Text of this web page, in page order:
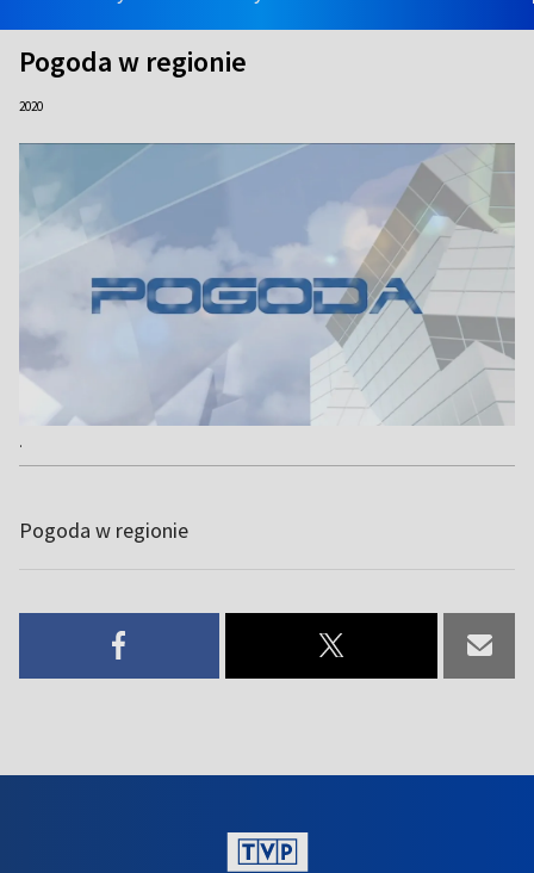
Pogoda w regionie
2020
.
Pogoda w regionie